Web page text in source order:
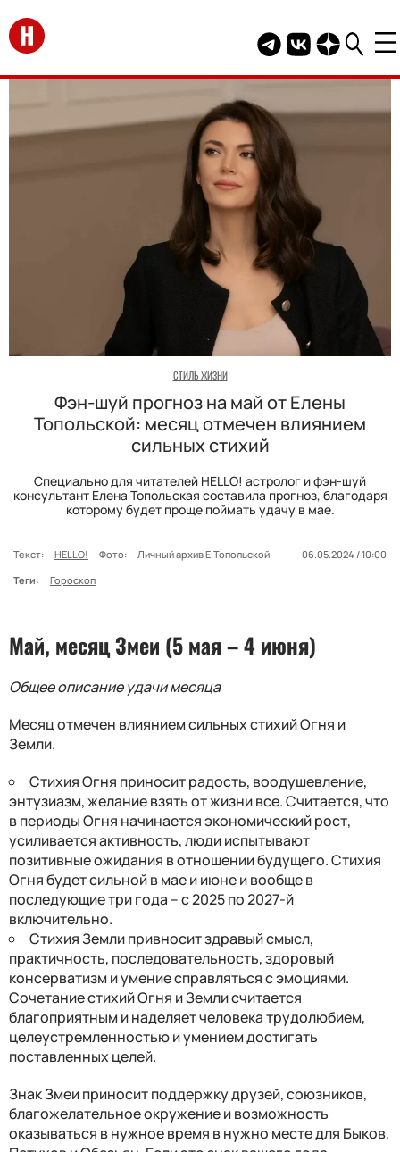
Перейти на главную
Telegram канал
Группа HELLO
Канал
СТИЛЬ ЖИЗНИ
Фэн-шуй прогноз на май от Елены
Топольской: месяц отмечен влиянием
сильных стихий
Специально для читателей HELLO! астролог и фэн-шуй
консультант Елена Топольская составила прогноз, благодаря
которому будет проще поймать удачу в мае.
Текст: HELLO! Фото: Личный архив Е.Топольской
06.05.2024 / 10:00
Теги:
Гороскоп
Май, месяц Змеи (5 мая – 4 июня)
Общее описание удачи месяца
Месяц отмечен влиянием сильных стихий Огня и
Земли.
Стихия Огня приносит радость, воодушевление,
энтузиазм, желание взять от жизни все. Считается, что
в периоды Огня начинается экономический рост,
усиливается активность, люди испытывают
позитивные ожидания в отношении будущего. Стихия
Огня будет сильной в мае и июне и вообще в
последующие три года – с 2025 по 2027-й
включительно.
Стихия Земли привносит здравый смысл,
практичность, последовательность, здоровый
консерватизм и умение справляться с эмоциями.
Сочетание стихий Огня и Земли считается
благоприятным и наделяет человека трудолюбием,
целеустремленностью и умением достигать
поставленных целей.
Знак Змеи приносит поддержку друзей, союзников,
благожелательное окружение и возможность
оказываться в нужное время в нужно месте для Быков,